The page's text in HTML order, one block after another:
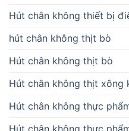
Hút chân không thiết bị
hút chân không thịt bò
Hút chân không thịt bò
Hút chân không thịt xông
Hút chân không thực